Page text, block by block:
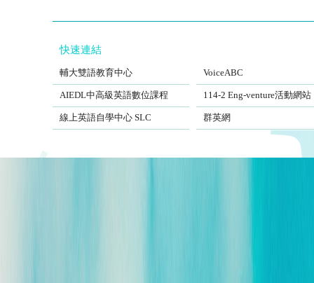
快速連結
FJCUBEC
輔大雙語教育中心
VoiceABC
AIEDL中高級英語數位課程
AIEDL中高級英語數位課程
114-2 Eng-venture活動網站
Self-Learning Center
線上英語自學中心 SLC
群英網